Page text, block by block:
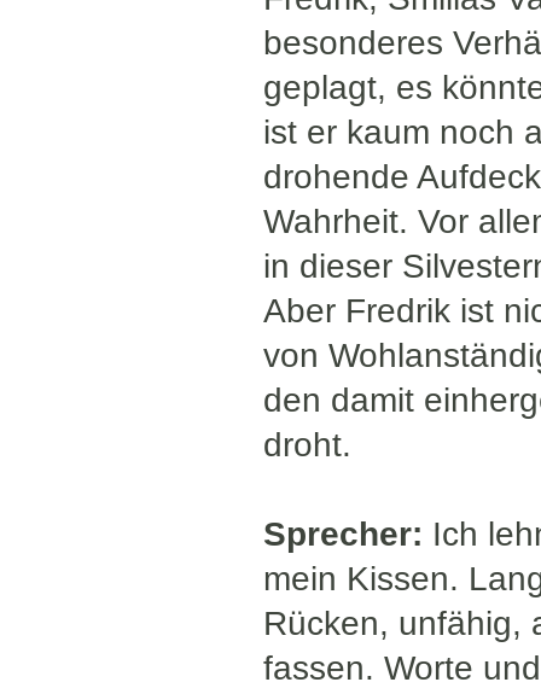
besonderes
geplagt, es
ist er kaum noch
drohende
Wahrheit. Vor
in dieser
Aber Fredrik ist
von
den damit
droht.
Sprecher: Ich
mein Kissen.
Rücken, unfähig,
fassen. Worte